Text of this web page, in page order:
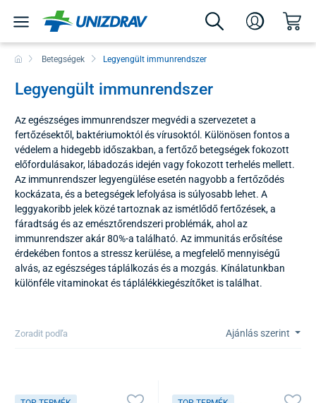
Betegségek Legyengült immunrendszer
Legyengült immunrendszer
Az egészséges immunrendszer megvédi a szervezetet a
fertőzésektől, baktériumoktól és vírusoktól. Különösen fontos a
védelem a hidegebb időszakban, a fertőző betegségek fokozott
előfordulásakor, lábadozás idején vagy fokozott terhelés mellett.
Az immunrendszer legyengülése esetén nagyobb a fertőződés
kockázata, és a betegségek lefolyása is súlyosabb lehet. A
leggyakoribb jelek közé tartoznak az ismétlődő fertőzések, a
fáradtság és az emésztőrendszeri problémák, ahol az
immunrendszer akár 80%-a található. Az immunitás erősítése
érdekében fontos a stressz kerülése, a megfelelő mennyiségű
alvás, az egészséges táplálkozás és a mozgás. Kínálatunkban
különféle vitaminokat és táplálékkiegészítőket is találhat.
Zoradit podľa Ajánlás szerint